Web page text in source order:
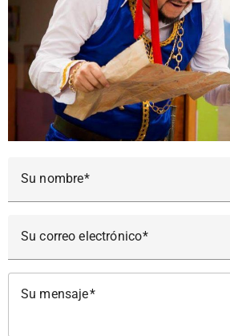
Su nombre
Su correo electrónico
Su mensaje